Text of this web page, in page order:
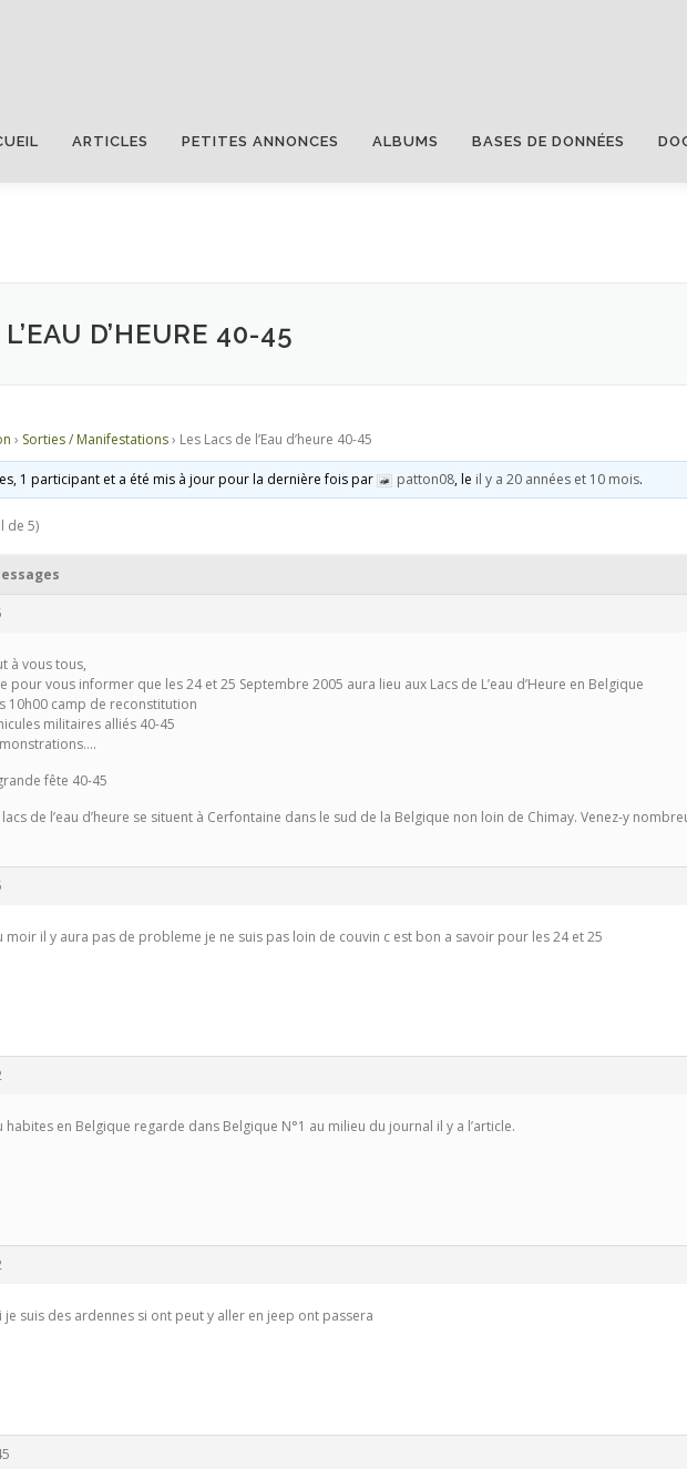
ARTICLES PETITES ANNONCES ALBUMS BASES DE DONNÉES
D’HEURE 40-45
› Sorties / Manifestations› Les Lacs de l’Eau d’heure 40-45
1 participant et a été mis à jour pour la dernière fois par patton08, le il y a 20 années et 10 mois.
de 5)
à vous tous,
pour vous informer que les 24 et 25 Septembre 2005 aura lieu aux Lacs de L’eau d’Heure en Belgique
10h00 camp de reconstitution
militaires alliés 40-45
fête 40-45
lacs de l’eau d’heure se situent à Cerfontaine dans le sud de la Belgique non loin de Chimay. Venez-y
moir il y aura pas de probleme je ne suis pas loin de couvin c est bon a savoir pour les 24 et 25
habites en Belgique regarde dans Belgique N°1 au milieu du journal il y a l’article.
je suis des ardennes si ont peut y aller en jeep ont passera